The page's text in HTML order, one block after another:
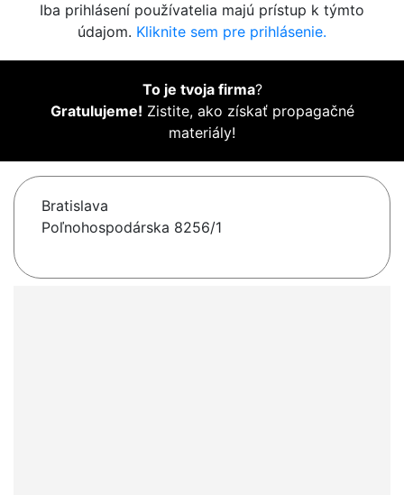
Iba prihlásení používatelia majú prístup k týmto
údajom. Kliknite sem pre prihlásenie.
To je tvoja firma?
Gratulujeme! Zistite, ako získať propagačné
materiály!
Bratislava
Poľnohospodárska 8256/1